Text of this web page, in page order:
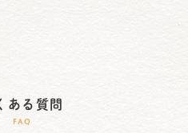
ある質問
FAQ